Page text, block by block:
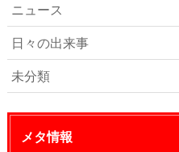
ニュース
日々の出来事
未分類
メタ情報